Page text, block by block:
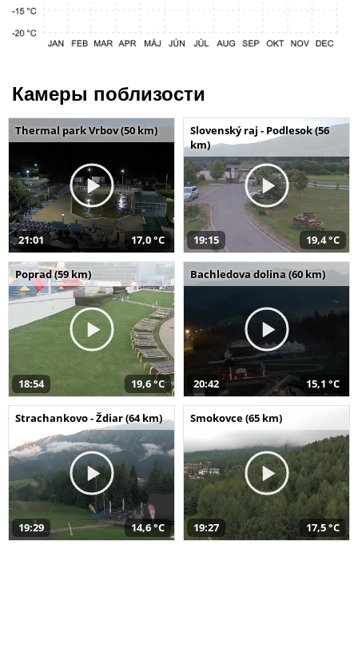
Камеры поблизости
Thermal park Vrbov (50 km)
21:01 17,0 °C
Slovenský raj - Podlesok (56
km)
19:15 19,4 °C
Poprad (59 km)
18:54 19,6 °C
Bachledova dolina (60 km)
20:42 15,1 °C
Strachankovo - Ždiar (64 km)
19:29 14,6 °C
Smokovce (65 km)
19:27 17,5 °C